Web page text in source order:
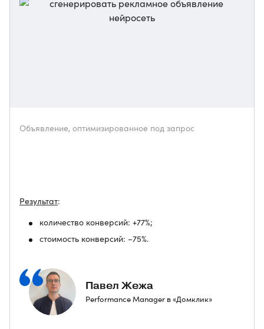
Объявление, оптимизированное под запрос
Результат:
количество конверсий: +77%;
стоимость конверсий: −75%.
Павел Жежа
Performance Manager в «Домклик»